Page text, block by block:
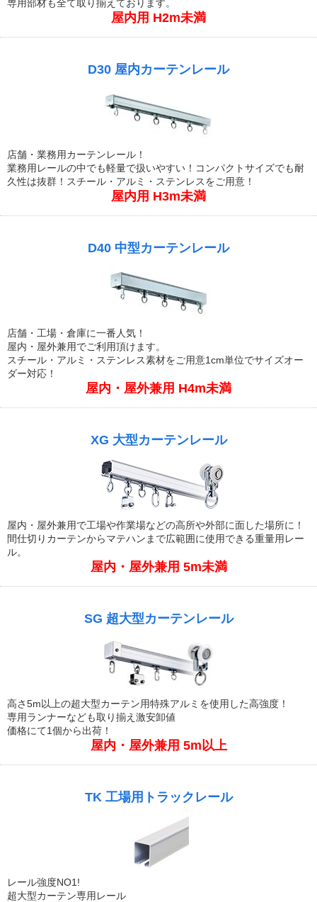
専用部材も全て取り揃えております。
屋内用 H2m未満
D30 屋内カーテンレール
店舗・業務用カーテンレール！
業務用レールの中でも軽量で扱いやすい！コンパクトサイズでも耐
久性は抜群！スチール・アルミ・ステンレスをご用意！
屋内用 H3m未満
D40 中型カーテンレール
店舗・工場・倉庫に一番人気！
屋内・屋外兼用でご利用頂けます。
スチール・アルミ・ステンレス素材をご用意1cm単位でサイズオー
ダー対応！
屋内・屋外兼用 H4m未満
XG 大型カーテンレール
屋内・屋外兼用で工場や作業場などの高所や外部に面した場所に！
間仕切りカーテンからマテハンまで広範囲に使用できる重量用レー
ル。
屋内・屋外兼用 5m未満
SG 超大型カーテンレール
高さ5m以上の超大型カーテン用特殊アルミを使用した高強度！
専用ランナーなども取り揃え激安卸値
価格にて1個から出荷！
屋内・屋外兼用 5m以上
TK 工場用トラックレール
レール強度NO1!
超大型カーテン専用レール